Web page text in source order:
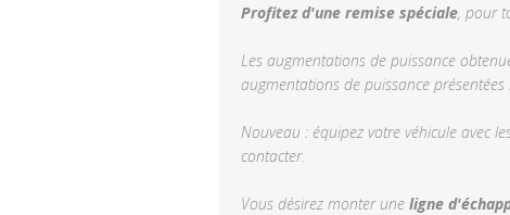
Profitez d'une remise spéciale, pour
Les augmentations de puissance
augmentations de puissance
Nouveau : équipez votre véhicule avec
contacter.
Vous désirez monter une ligne